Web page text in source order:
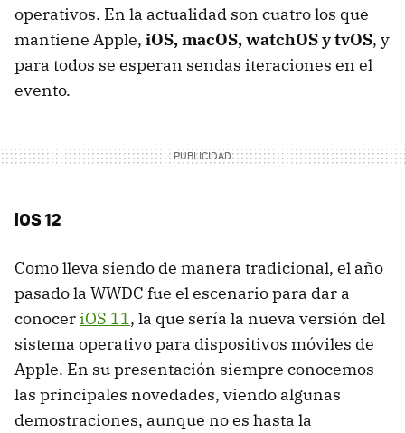
operativos. En la actualidad son cuatro los que
mantiene Apple, iOS, macOS, watchOS y tvOS, y
para todos se esperan sendas iteraciones en el
evento.
iOS 12
Como lleva siendo de manera tradicional, el año
pasado la WWDC fue el escenario para dar a
conoceriOS 11, la que sería la nueva versión del
sistema operativo para dispositivos móviles de
Apple. En su presentación siempre conocemos
las principales novedades, viendo algunas
demostraciones, aunque no es hasta la